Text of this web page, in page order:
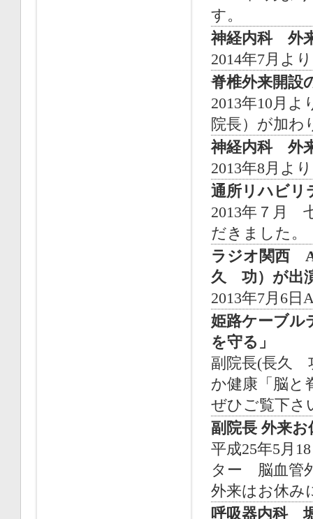
す。
神経内科 外
2014年7月よ
脊椎外来開設
2013年10月
院長）が加わ
神経内科 外
2013年8月よ
通所リハビ
2013年７月
だきました。
ラジオ関西
久 功）が出
2013年7月6日
姫路ケーブル
を守る」
副院長(長久
か健康「脳と
ぜひご覧下さ
副院長 外来
平成25年5月
ター 脳血管
外来はお休み
呼吸器内科